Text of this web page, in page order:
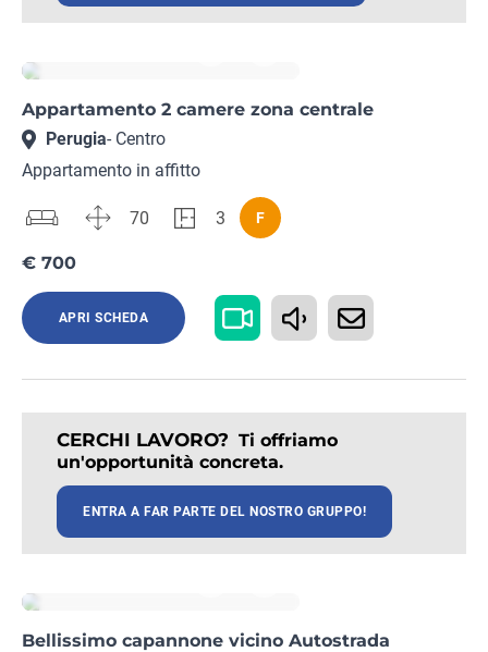
Appartamento 2 camere zona centrale
Perugia- Centro
Appartamento in affitto
70 3 F
€ 700
APRI SCHEDA
CERCHI LAVORO? Ti offriamo
un'opportunità concreta.
ENTRA A FAR PARTE DEL NOSTRO GRUPPO!
Bellissimo capannone vicino Autostrada